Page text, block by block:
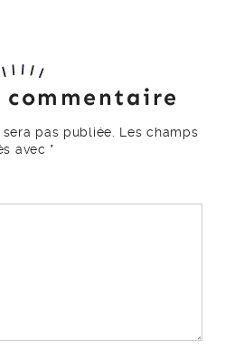
commentaire
pas publiée.
Les champs
avec *